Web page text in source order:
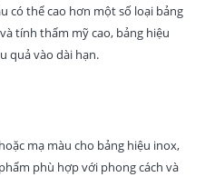
có thể cao hơn một số loại bảng
tính thẩm mỹ cao, bảng hiệu
quả vào dài hạn.
mạ màu cho bảng hiệu inox,
phù hợp với phong cách và